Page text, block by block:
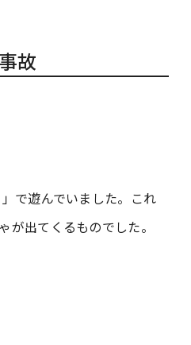
故
で遊んでいました。これ
出てくるものでした。